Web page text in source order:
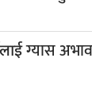
ग्यास